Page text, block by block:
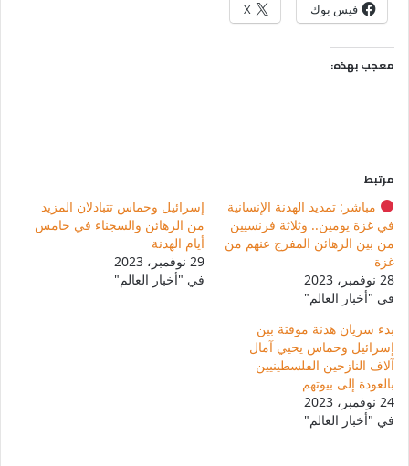
فيس بوك X
معجب بهذه:
مرتبط
مباشر: تمديد الهدنة الإنسانية
في غزة يومين.. وثلاثة فرنسيين
من بين الرهائن المفرج عنهم من
غزة
28 نوفمبر، 2023
في "أخبار العالم"
إسرائيل وحماس تتبادلان المزيد
من الرهائن والسجناء في خامس
أيام الهدنة
29 نوفمبر، 2023
في "أخبار العالم"
بدء سريان هدنة موقتة بين
إسرائيل وحماس يحيي آمال
آلاف النازحين الفلسطينيين
بالعودة إلى بيوتهم
24 نوفمبر، 2023
في "أخبار العالم"